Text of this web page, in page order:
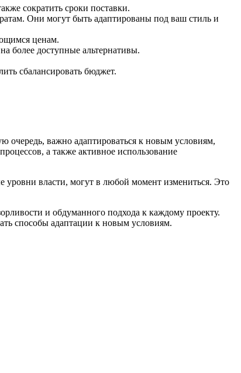
сократить сроки поставки.
Они могут быть адаптированы под ваш стиль и
ценам.
более доступные альтернативы.
сбалансировать бюджет.
очередь, важно адаптироваться к новым условиям,
а также активное использование
уровни власти, могут в любой момент измениться. Это
и обдуманного подхода к каждому проекту.
способы адаптации к новым условиям.